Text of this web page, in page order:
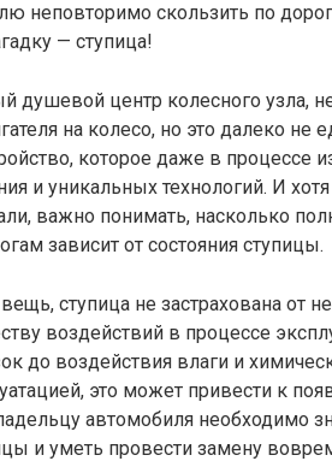
неповторимо скользить по
— ступица!
душевой центр колесного узла,
на колесо, но это далеко не
которое даже в процессе
и уникальных технологий. И
важно понимать, насколько
зависит от состояния ступицы.
ступица не застрахована от
воздействий в процессе
до воздействия влаги и
это может привести к
автомобиля необходимо
и уметь провести замену